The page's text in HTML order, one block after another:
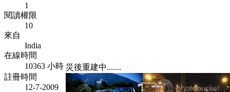
1
閱讀權限
10
來自
India
在線時間
10363 小時
註冊時間
12-7-2009
災後重建中.......